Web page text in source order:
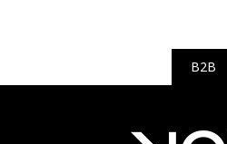
B2B